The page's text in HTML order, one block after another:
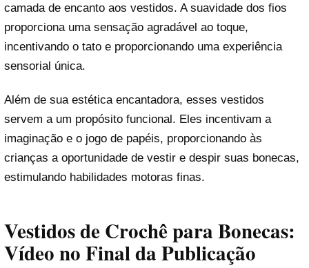
camada de encanto aos vestidos. A suavidade dos fios
proporciona uma sensação agradável ao toque,
incentivando o tato e proporcionando uma experiência
sensorial única.
Além de sua estética encantadora, esses vestidos
servem a um propósito funcional. Eles incentivam a
imaginação e o jogo de papéis, proporcionando às
crianças a oportunidade de vestir e despir suas bonecas,
estimulando habilidades motoras finas.
Vestidos de Crochê para Bonecas:
Vídeo no Final da Publicação